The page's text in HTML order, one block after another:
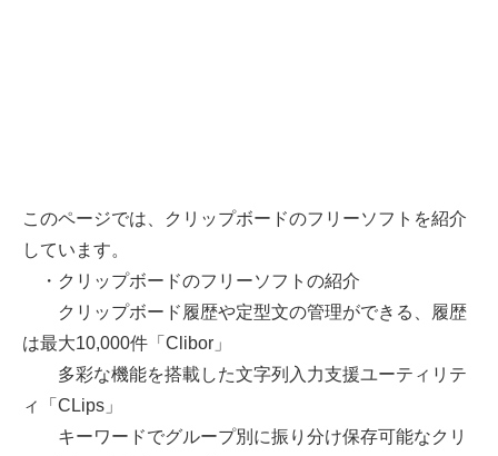
このページでは、クリップボードのフリーソフトを紹介
しています。
・クリップボードのフリーソフトの紹介
クリップボード履歴や定型文の管理ができる、履歴
は最大10,000件「Clibor」
多彩な機能を搭載した文字列入力支援ユーティリテ
ィ「CLips」
キーワードでグループ別に振り分け保存可能なクリ